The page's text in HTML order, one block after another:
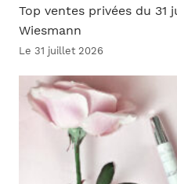
Top ventes privées du
Wiesmann
Le 31 juillet 2026